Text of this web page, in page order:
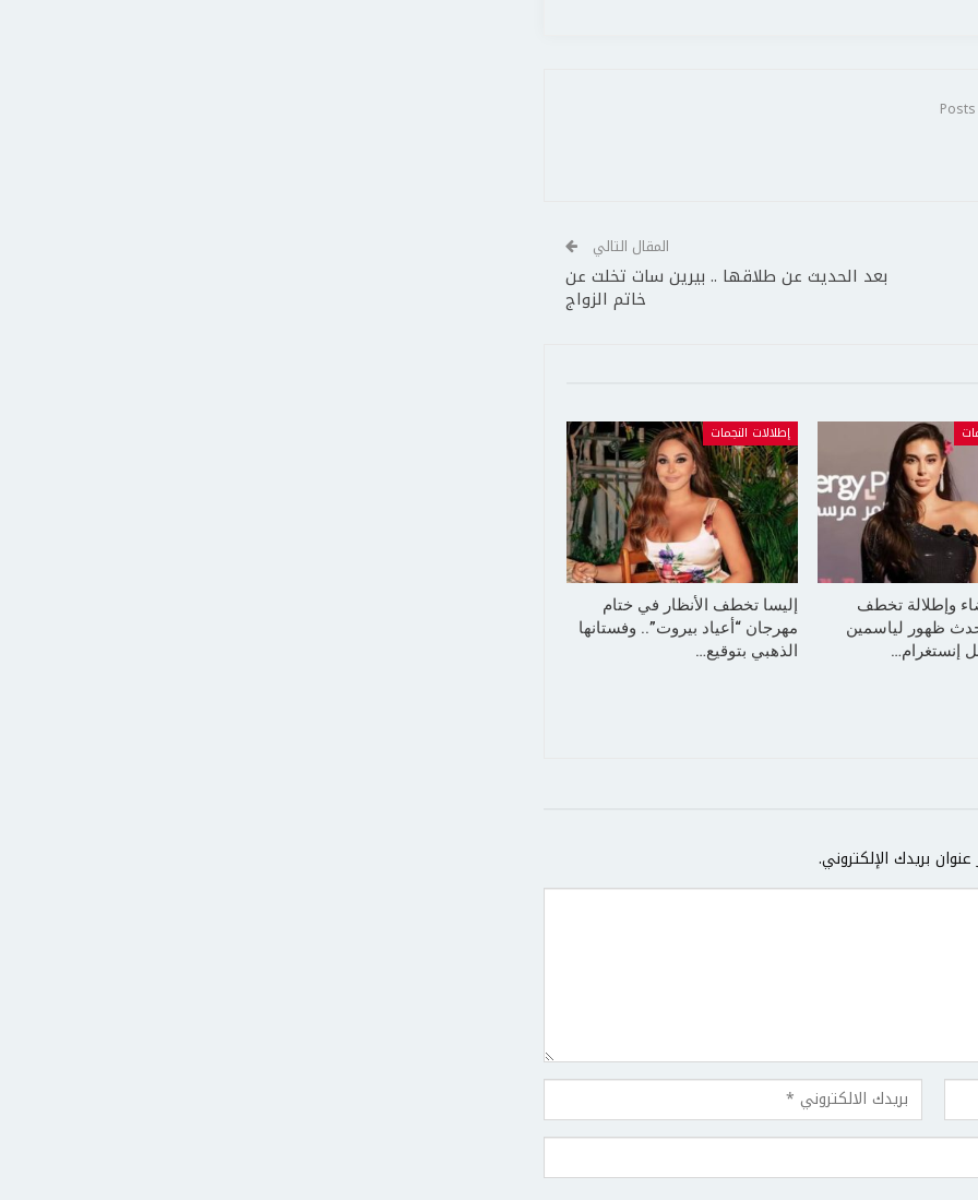
المقال التالي
بعد الحديث عن طلاقها .. بيرين سات تخلت عن
خاتم الزواج
وإطلالة تخطف
ظهور لياسمين
إنستغرام…
إطلالات النجمات
إليسا تخطف الأنظار في ختام
مهرجان “أعياد بيروت”.. وفستانها
الذهبي بتوقيع…
بريدك الإلكتروني.